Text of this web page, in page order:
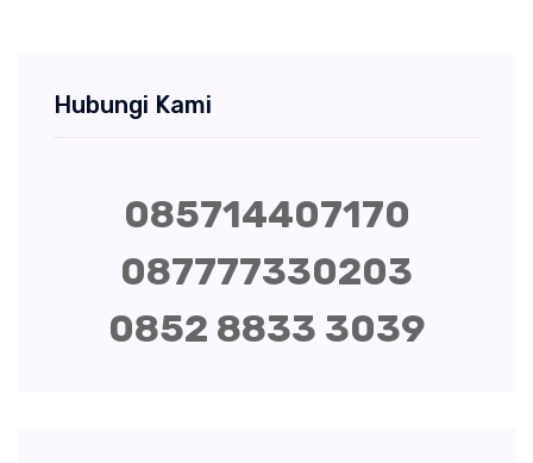
Hubungi Kami
085714407170
087777330203
0852 8833 3039